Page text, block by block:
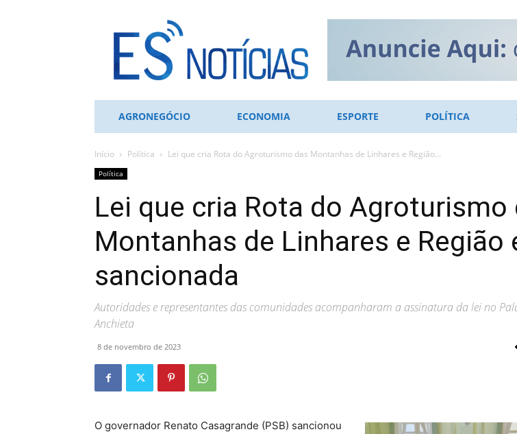
NOTÍCIAS
AGRONEGÓCIO ECONOMIA ESPORTE POLÍTICA
Início Política Lei que cria Rota do Agroturismo das Montanhas de Linhares e Região...
Política
Lei que cria Rota do Agroturismo
Montanhas de Linhares e Região
sancionada
Autoridades e representantes das comunidades acompanharam a assinatura da lei no
Anchieta
8 de novembro de 2023
O governador Renato Casagrande (PSB) sancionou